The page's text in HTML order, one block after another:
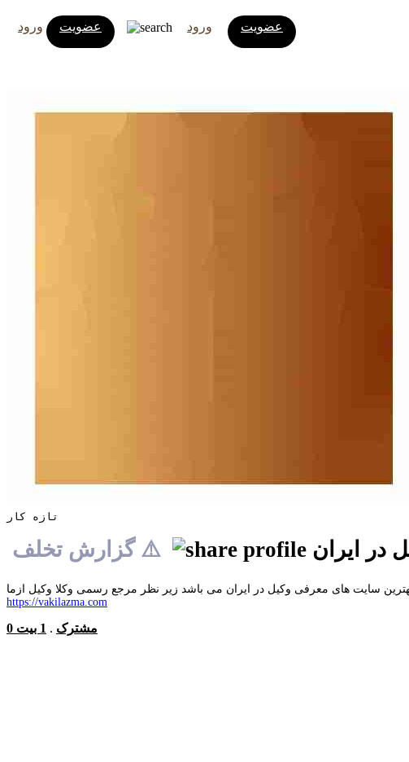
ورود عضویت ورود عضویت
تازه کار
در ایران ⚠️ گزارش تخلف
بهترین سایت های معرفی وکیل در ایران می باشد زیر نظر مرجع رسمی وکلا وکیل ازما
https://vakilazma.com
0 مشترک . 1 بیت